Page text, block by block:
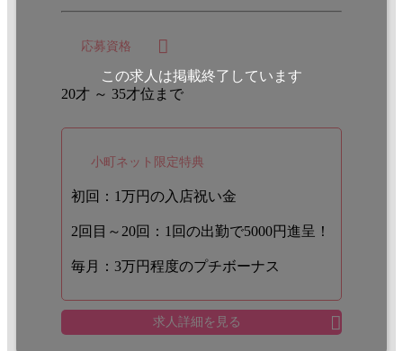
応募資格
20才 ～ 35才位まで
小町ネット限定特典
初回：1万円の入店祝い金
2回目～20回：1回の出勤で5000円進呈！
毎月：3万円程度のプチボーナス
求人詳細を見る
この求人は掲載終了しています